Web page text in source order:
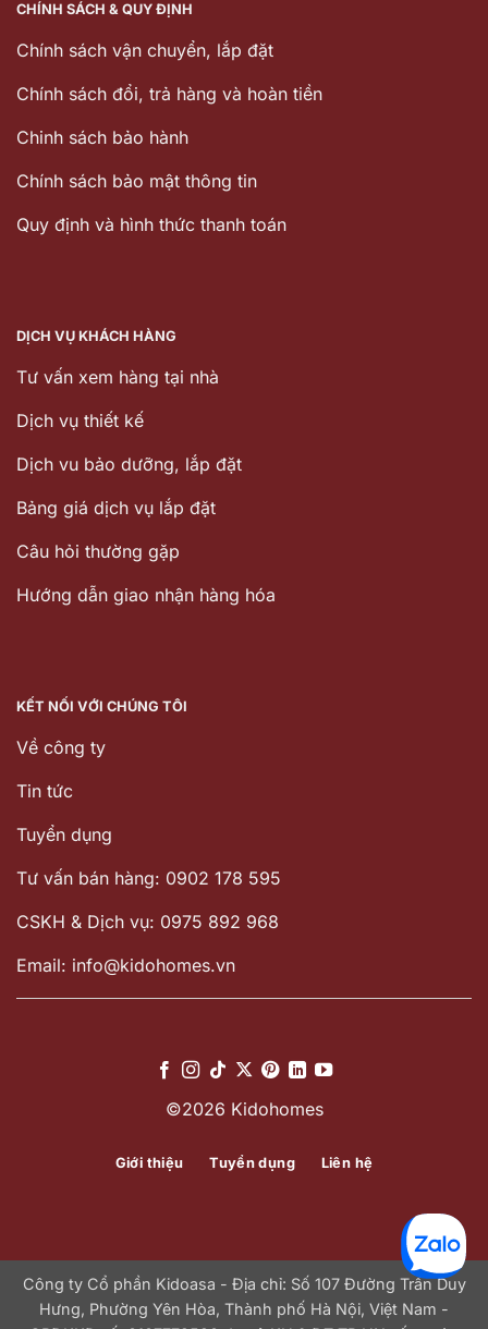
CHÍNH SÁCH & QUY ĐỊNH
Chính sách vận chuyển, lắp đặt
Chính sách đổi, trả hàng và hoàn tiền
Chinh sách bảo hành
Chính sách bảo mật thông tin
Quy định và hình thức thanh toán
DỊCH VỤ KHÁCH HÀNG
Tư vấn xem hàng tại nhà
Dịch vụ thiết kế
Dịch vu bảo dưỡng, lắp đặt
Bảng giá dịch vụ lắp đặt
Câu hỏi thường gặp
Hướng dẫn giao nhận hàng hóa
KẾT NỐI VỚI CHÚNG TÔI
Về công ty
Tin tức
Tuyển dụng
Tư vấn bán hàng: 0902 178 595
CSKH & Dịch vụ: 0975 892 968
Email: info@kidohomes.vn
©2026 Kidohomes
Giới thiệu Tuyển dụng Liên hệ
Công ty Cổ phần Kidoasa - Địa chỉ: Số 107 Đường Trần Duy
Hưng, Phường Yên Hòa, Thành phố Hà Nội, Việt Nam -